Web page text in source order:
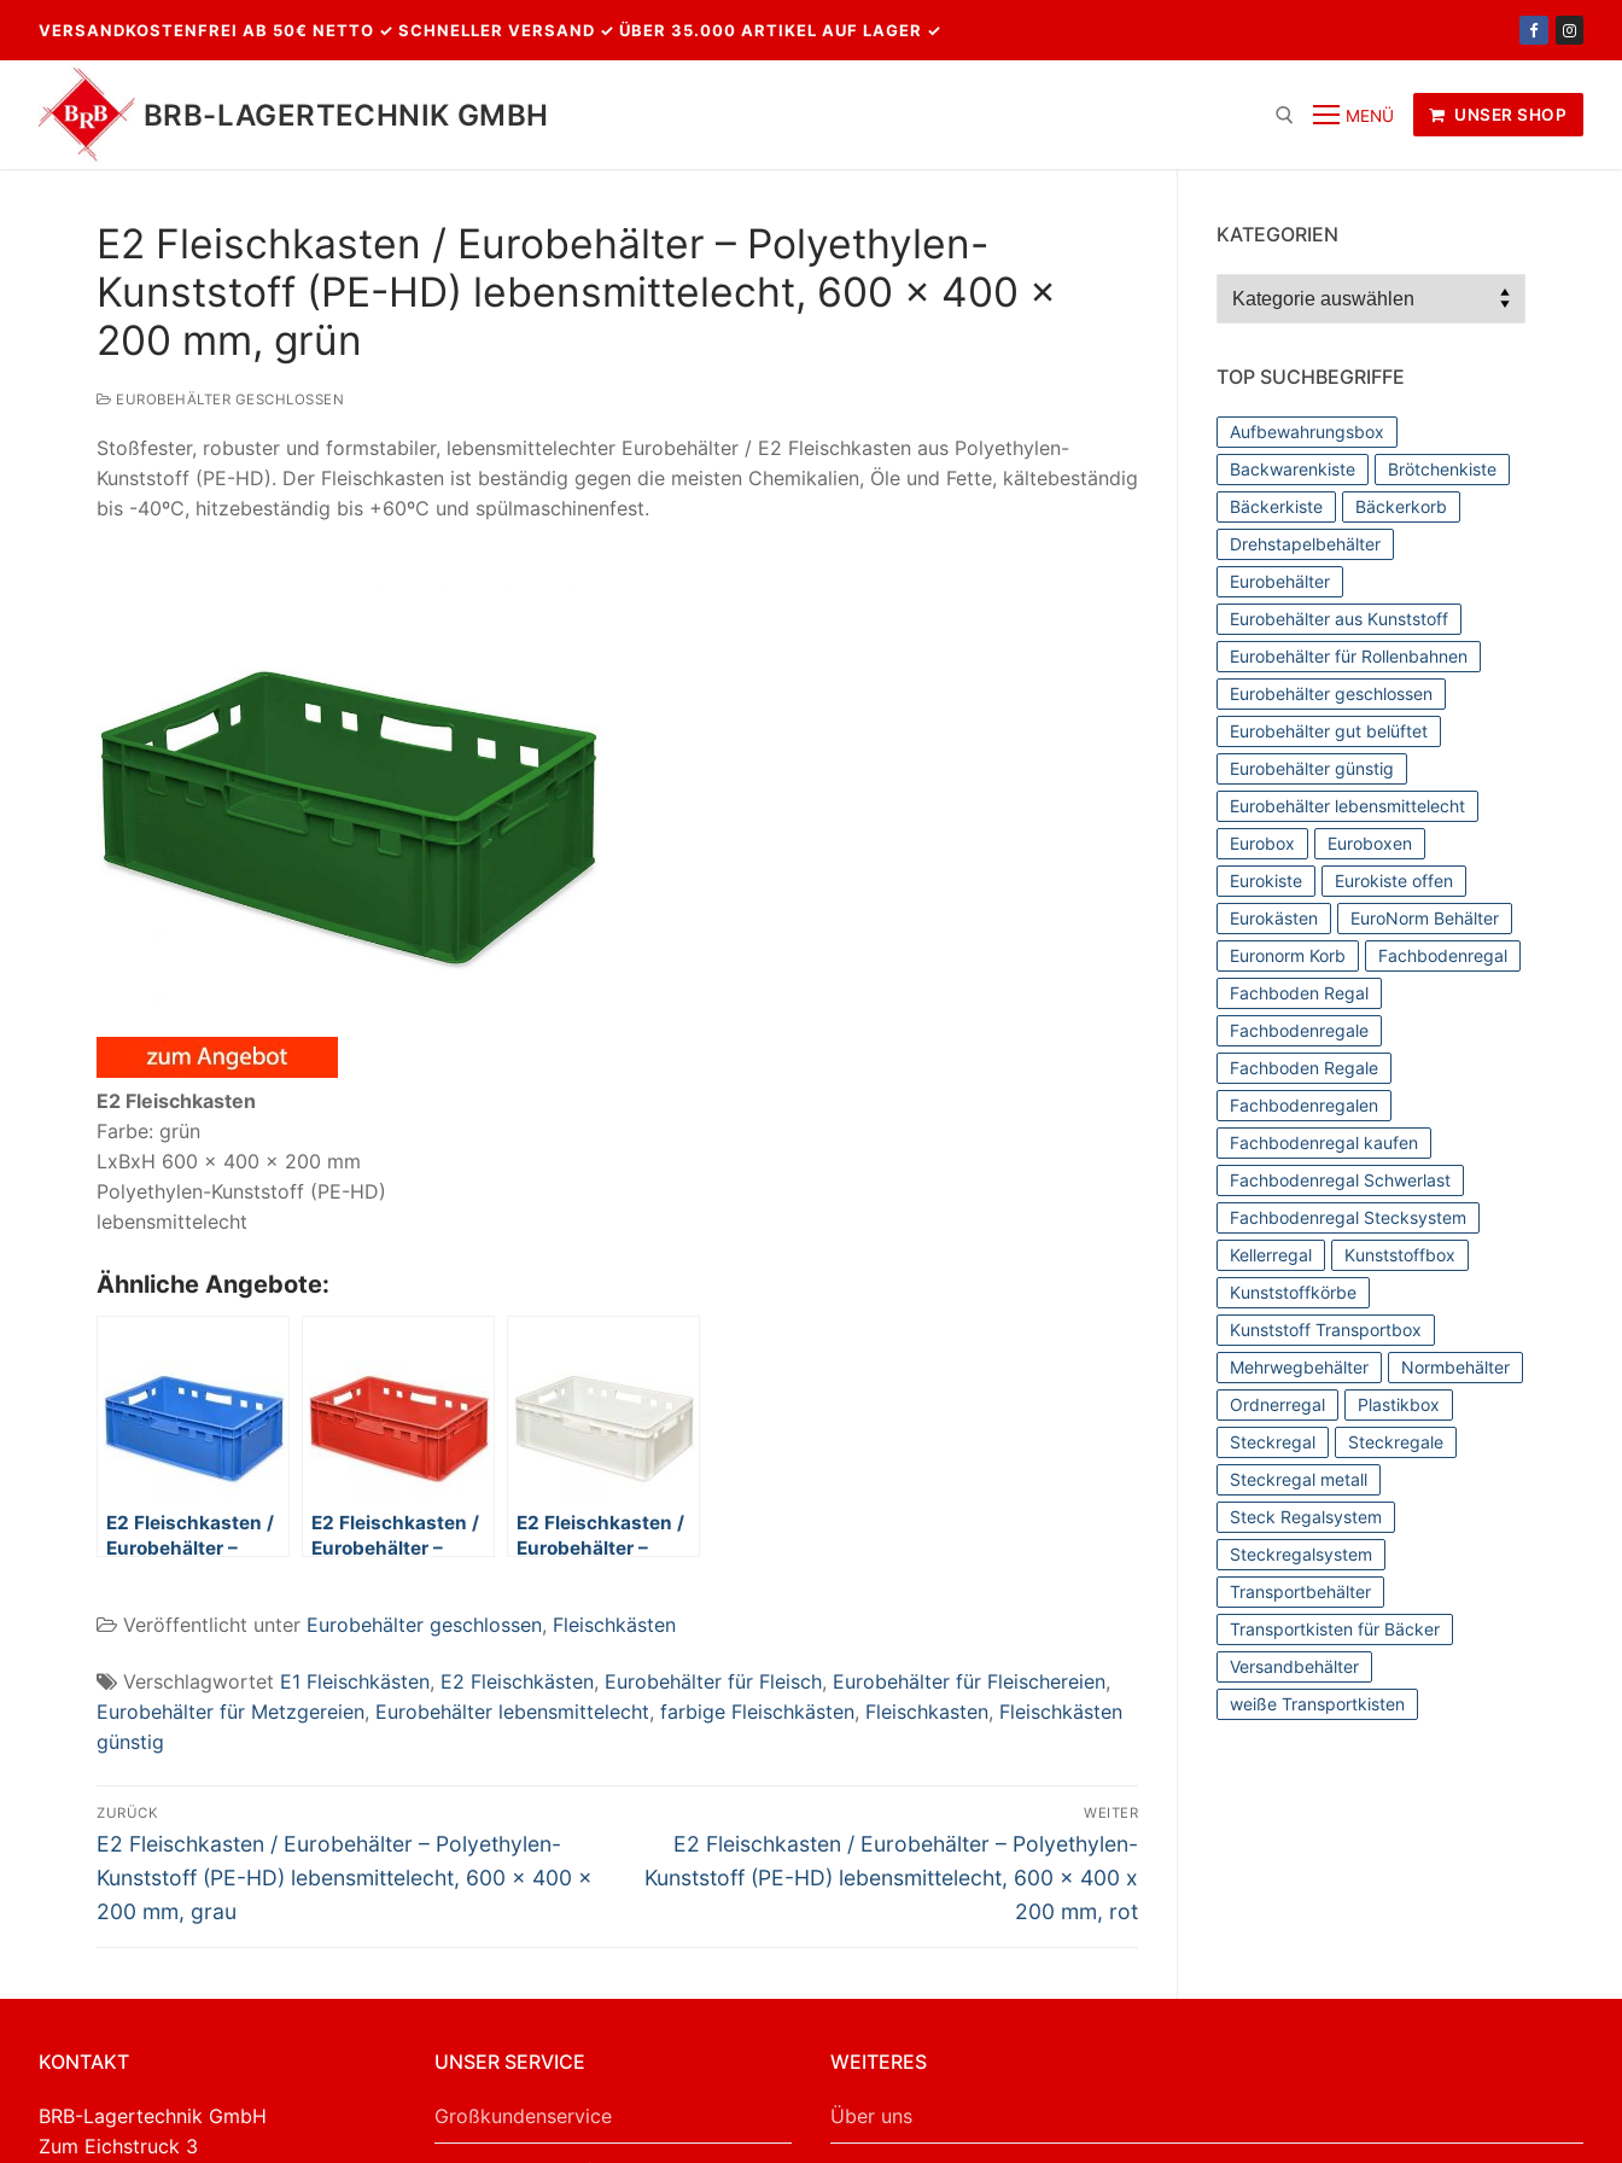
Inhalt
springen
VERSANDKOSTENFREI AB 50€ NETTO ✓ SCHNELLER VERSAND ✓ ÜBER 35.000 ARTIKEL AUF LAGER ✓
BRB-LAGERTECHNIK GMBH MENÜ UNSER SHOP
nach:
E2 Fleischkasten / Eurobehälter – Polyethylen-
Kunststoff (PE-HD) lebensmittelecht, 600 x 400 x
200 mm, grün
EUROBEHÄLTER GESCHLOSSEN
Stoßfester, robuster und formstabiler, lebensmittelechter Eurobehälter / E2 Fleischkasten aus Polyethylen-
Kunststoff (PE-HD). Der Fleischkasten ist beständig gegen die meisten Chemikalien, Öle und Fette, kältebeständig
bis -40ºC, hitzebeständig bis +60ºC und spülmaschinenfest.
E2 Fleischkasten
Farbe: grün
LxBxH 600 x 400 x 200 mm
Polyethylen-Kunststoff (PE-HD)
lebensmittelecht
Ähnliche Angebote:
E2 Fleischkasten /
Eurobehälter –
lebensmittelecht,
mm, blau
E2 Fleischkasten /
Eurobehälter –
lebensmittelecht,
mm, rot
E2 Fleischkasten /
Eurobehälter –
lebensmittelecht,
mm, weiß
Veröffentlicht unter Eurobehälter geschlossen, Fleischkästen
Verschlagwortet E1 Fleischkästen, E2 Fleischkästen, Eurobehälter für Fleisch, Eurobehälter für Fleischereien,
Eurobehälter für Metzgereien, Eurobehälter lebensmittelecht, farbige Fleischkästen, Fleischkasten, Fleischkästen
günstig
Beitragsnavigation
ZURÜCK
Vorheriger
Beitrag:
E2 Fleischkasten / Eurobehälter – Polyethylen-
Kunststoff (PE-HD) lebensmittelecht, 600 x 400 x
200 mm, grau
WEITER
Nächster
Beitrag:
E2 Fleischkasten / Eurobehälter – Polyethylen-
Kunststoff (PE-HD) lebensmittelecht, 600 x 400 x
200 mm, rot
KATEGORIEN
Kategorien
TOP SUCHBEGRIFFE
Aufbewahrungsbox
Backwarenkiste
Brötchenkiste
Bäckerkiste
Bäckerkorb
Drehstapelbehälter
Eurobehälter
Eurobehälter aus Kunststoff
Eurobehälter für Rollenbahnen
Eurobehälter geschlossen
Eurobehälter gut belüftet
Eurobehälter günstig
Eurobehälter lebensmittelecht
Eurobox
Euroboxen
Eurokiste
Eurokiste offen
Eurokästen
EuroNorm Behälter
Euronorm Korb
Fachbodenregal
Fachboden Regal
Fachbodenregale
Fachboden Regale
Fachbodenregalen
Fachbodenregal kaufen
Fachbodenregal Schwerlast
Fachbodenregal Stecksystem
Kellerregal
Kunststoffbox
Kunststoffkörbe
Kunststoff Transportbox
Mehrwegbehälter
Normbehälter
Ordnerregal
Plastikbox
Steckregal
Steckregale
Steckregal metall
Steck Regalsystem
Steckregalsystem
Transportbehälter
Transportkisten für Bäcker
Versandbehälter
weiße Transportkisten
KONTAKT
BRB-Lagertechnik GmbH
Zum Eichstruck 3
UNSER SERVICE
Großkundenservice
WEITERES
Über uns